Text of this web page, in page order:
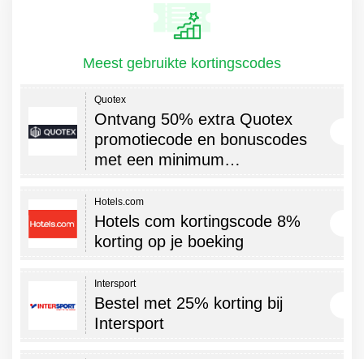
Meest gebruikte kortingscodes
Quotex
Ontvang 50% extra Quotex
promotiecode en bonuscodes
met een minimum…
Hotels.com
Hotels com kortingscode 8%
korting op je boeking
Intersport
Bestel met 25% korting bij
Intersport